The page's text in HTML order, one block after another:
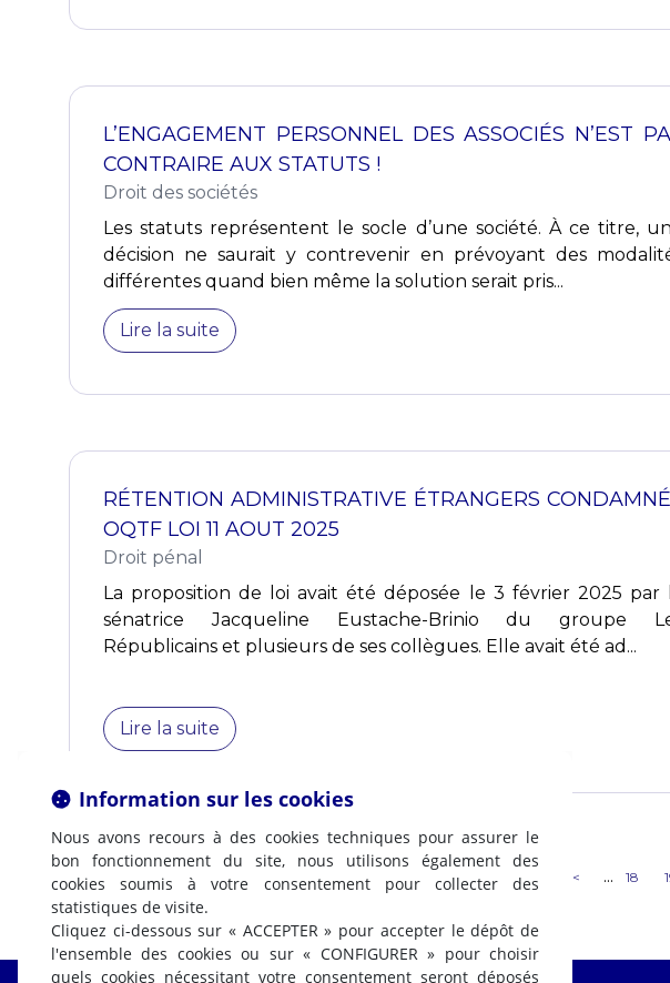
L’ENGAGEMENT PERSONNEL DES ASSOCIÉS N’EST
CONTRAIRE AUX STATUTS !
Droit des sociétés
Les statuts représentent le socle d’une société. À ce titre,
décision ne saurait y contrevenir en prévoyant des
différentes quand bien même la solution serait pris...
Lire la suite
RÉTENTION ADMINISTRATIVE ÉTRANGERS
OQTF LOI 11 AOUT 2025
Droit pénal
La proposition de loi avait été déposée le 3 février 2025 par
sénatrice Jacqueline Eustache-Brinio du groupe
Républicains et plusieurs de ses collègues. Elle avait été ad...
Lire la suite
< ... 18
Information sur les cookies
Nous avons recours à des cookies techniques pour assurer le
bon fonctionnement du site, nous utilisons également des
cookies soumis à votre consentement pour collecter des
statistiques de visite.
Cliquez ci-dessous sur « ACCEPTER » pour accepter le dépôt de
l'ensemble des cookies ou sur « CONFIGURER » pour choisir
quels cookies nécessitant votre consentement seront déposés